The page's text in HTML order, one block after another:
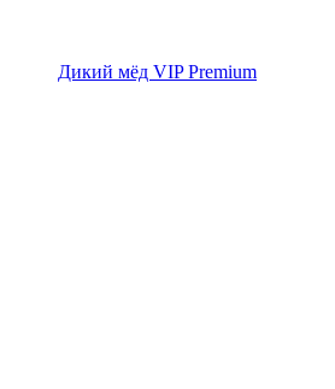
Дикий мёд VIP Premium